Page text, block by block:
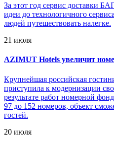
За этот год сервис доставки
идеи до технологичного
людей путешествовать налегке.
21 июля
AZIMUT Hotels увеличит
Крупнейшая российская
приступила к модернизации
результате работ номерной
97 до 152 номеров, объект
гостей.
20 июля